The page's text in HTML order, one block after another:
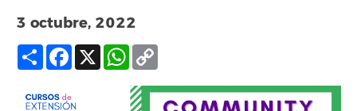
3 octubre, 2022
Compartir
Facebook
X WhatsApp